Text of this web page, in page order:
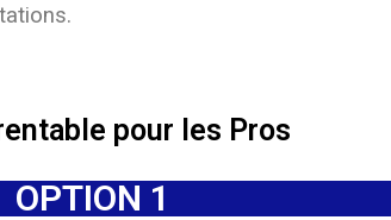
pour les Pros
OPTION 1